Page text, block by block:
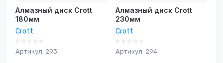
Алмазный диск Crott
180мм
Crott
Артикул: 293
Алмазный диск Crott
230мм
Crott
Артикул: 294